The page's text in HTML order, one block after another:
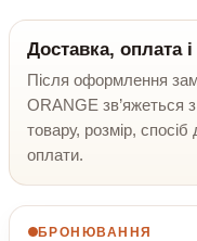
Доставка, оплата
Після оформлення
ORANGE зв’яжеться
товару, розмір,
оплати.
БРОНЮВАННЯ